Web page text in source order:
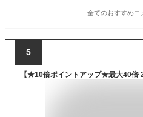
全てのおすすめコ
5